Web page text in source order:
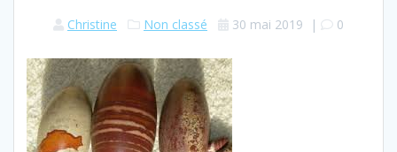
Christine Non classé 30 mai 2019 | 0